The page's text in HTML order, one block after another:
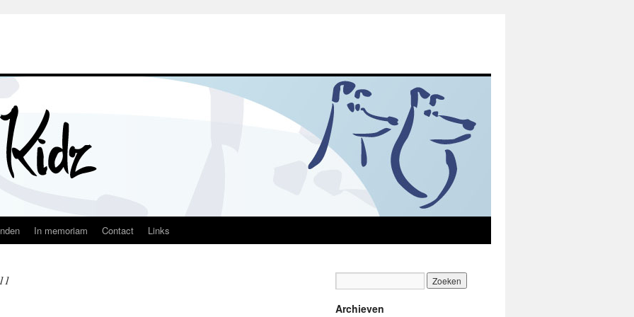
In memoriam Contact Links
Archieven